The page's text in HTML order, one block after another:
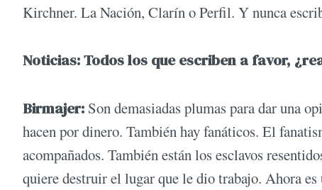
Kirchner. La Nación, Clarín o Perfil. Y nunca
Noticias: Todos los que escriben a favor,
Birmajer: Son demasiadas plumas para dar una
hacen por dinero. También hay fanáticos. El
acompañados. También están los esclavos
quiere destruir el lugar que le dio trabajo. Ahora